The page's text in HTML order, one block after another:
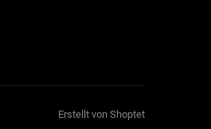
Erstellt von Shoptet